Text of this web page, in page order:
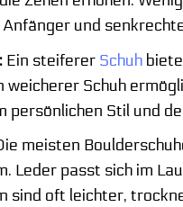
und
Ein steiferer Schuh
weicherer Schuh
persönlichen Stil und
meisten
Leder passt sich im
sind oft leichter,